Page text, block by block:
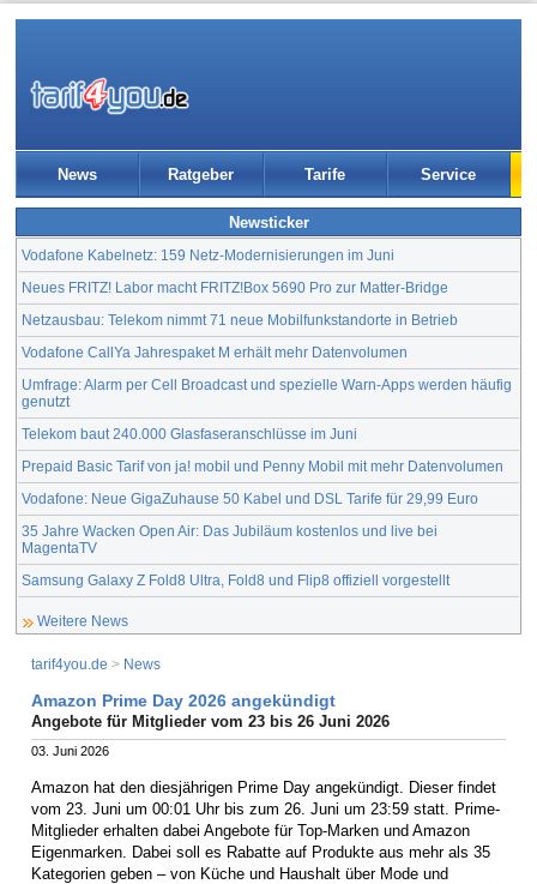
News Ratgeber Tarife Service
Newsticker
Vodafone Kabelnetz: 159 Netz-Modernisierungen im Juni
Neues FRITZ! Labor macht FRITZ!Box 5690 Pro zur Matter-Bridge
Netzausbau: Telekom nimmt 71 neue Mobilfunkstandorte in Betrieb
Vodafone CallYa Jahrespaket M erhält mehr Datenvolumen
Umfrage: Alarm per Cell Broadcast und spezielle Warn-Apps werden häufig
genutzt
Telekom baut 240.000 Glasfaseranschlüsse im Juni
Prepaid Basic Tarif von ja! mobil und Penny Mobil mit mehr Datenvolumen
Vodafone: Neue GigaZuhause 50 Kabel und DSL Tarife für 29,99 Euro
35 Jahre Wacken Open Air: Das Jubiläum kostenlos und live bei
MagentaTV
Samsung Galaxy Z Fold8 Ultra, Fold8 und Flip8 offiziell vorgestellt
Weitere News
tarif4you.de > News
Amazon Prime Day 2026 angekündigt
Angebote für Mitglieder vom 23 bis 26 Juni 2026
03. Juni 2026
Amazon hat den diesjährigen Prime Day angekündigt. Dieser findet
vom 23. Juni um 00:01 Uhr bis zum 26. Juni um 23:59 statt. Prime-
Mitglieder erhalten dabei Angebote für Top-Marken und Amazon
Eigenmarken. Dabei soll es Rabatte auf Produkte aus mehr als 35
Kategorien geben – von Küche und Haushalt über Mode und